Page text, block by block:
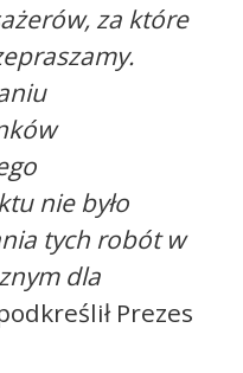
za które
nie było
tych robót w
dla
Prezes